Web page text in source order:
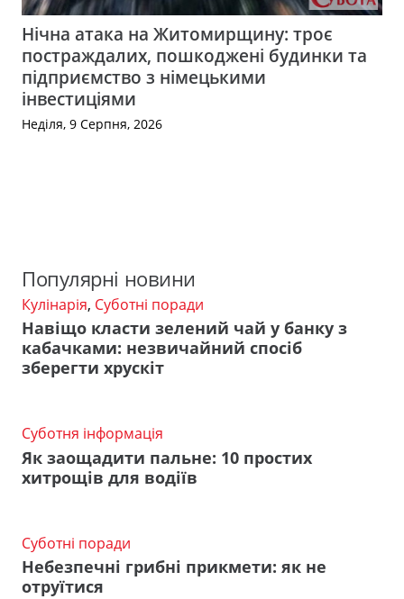
Нічна атака на Житомирщину: троє
постраждалих, пошкоджені будинки та
підприємство з німецькими
інвестиціями
Неділя, 9 Серпня, 2026
Популярні новини
Кулінарія, Суботні поради
Навіщо класти зелений чай у банку з
кабачками: незвичайний спосіб
зберегти хрускіт
Суботня інформація
Як заощадити пальне: 10 простих
хитрощів для водіїв
Суботні поради
Небезпечні грибні прикмети: як не
отруїтися